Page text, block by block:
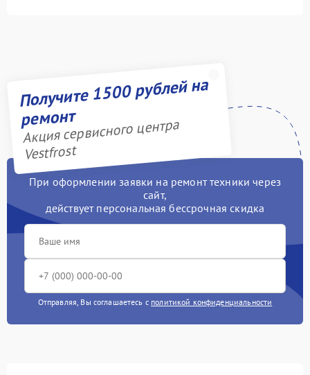
Получите 1500 рублей на
ремонт
Акция сервисного центра
Vestfrost
При оформлении заявки на ремонт техники через
сайт,
действует персональная бессрочная скидка
Отправляя, Вы соглашаетесь с политикой конфиденциальности